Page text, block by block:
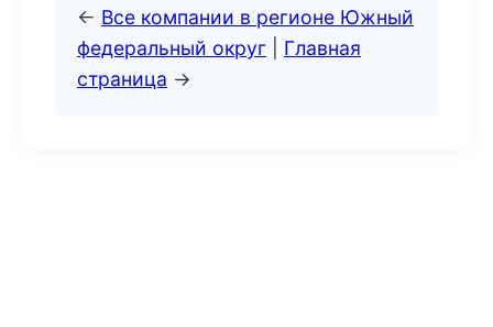
← Все компании в регионе Южный
федеральный округ
Главная
страница →